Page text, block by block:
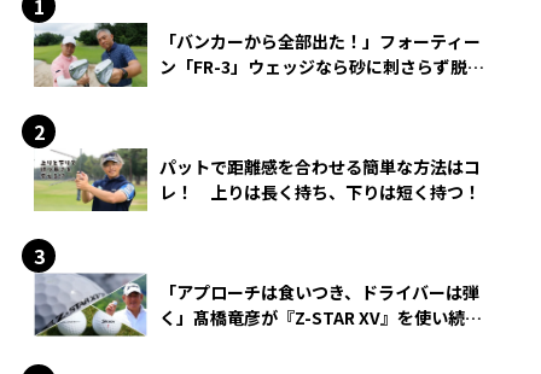
「バンカーから全部出た！」フォーティー
ン「FR-3」ウェッジなら砂に刺さらず脱出
パットで距離感を合わせる簡単な方法はコ
レ！ 上りは長く持ち、下りは短く持つ！
「アプローチは食いつき、ドライバーは弾
く」髙橋竜彦が『Z-STAR XV』を使い続け